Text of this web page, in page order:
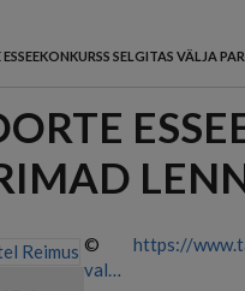
SELGITAS VÄLJA
© https://
val…